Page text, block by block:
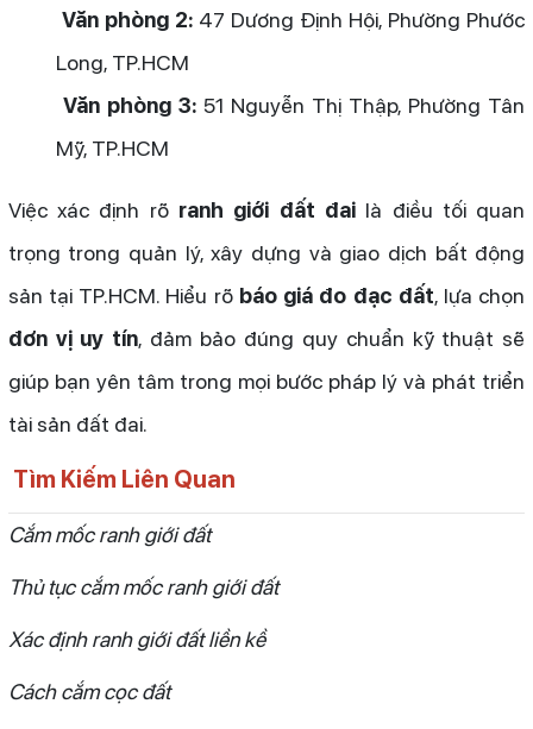
Văn phòng 2:47 Dương Định Hội, Phường Phước
Long, TP.HCM
Văn phòng 3:51 Nguyễn Thị Thập, Phường Tân
Mỹ, TP.HCM
Việc xác định rõ ranh giới đất đailà điều tối quan
trọng trong quản lý, xây dựng và giao dịch bất động
sản tại TP.HCM. Hiểu rõ báo giá đo đạc đất, lựa chọn
đơn vị uy tín, đảm bảo đúng quy chuẩn kỹ thuật sẽ
giúp bạn yên tâm trong mọi bước pháp lý và phát triển
tài sản đất đai.
Tìm Kiếm Liên Quan
Cắm mốc ranh giới đất
Thủ tục cắm mốc ranh giới đất
Xác định ranh giới đất liền kề
Cách cắm cọc đất